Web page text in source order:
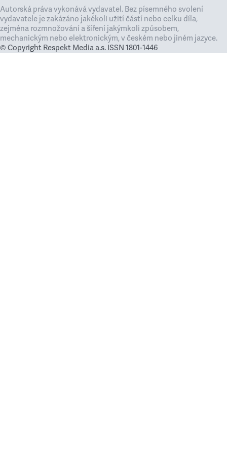
Autorská práva vykonává vydavatel. Bez písemného svolení
vydavatele je zakázáno jakékoli užití částí nebo celku díla,
zejména rozmnožování a šíření jakýmkoli způsobem,
mechanickým nebo elektronickým, v českém nebo jiném jazyce.
© Copyright Respekt Media a.s. ISSN 1801-1446